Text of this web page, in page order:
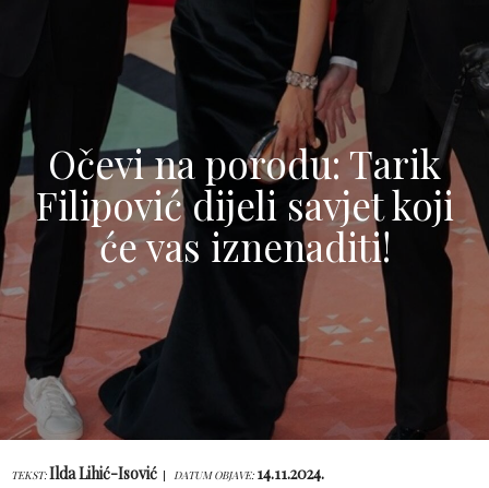
Očevi na porodu: Tarik
Filipović dijeli savjet koji
će vas iznenaditi!
TEKST:Ilda Lihić-Isović DATUM OBJAVE: 14.11.2024.